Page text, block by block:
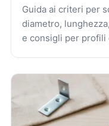
Guida ai criteri per
diametro,
e consigli per profili